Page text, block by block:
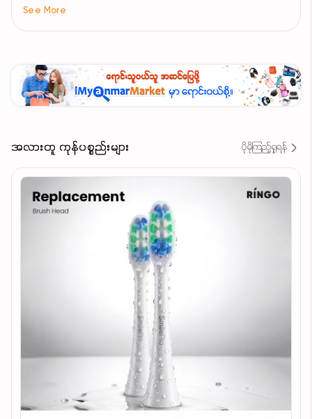
တင်ပေးသောကြောင့် အသားအရေကို တင်းရင်းစေပြီး ကျုံ့
အောက်စီးဒင့်နှင့် ရောင်ရမ်းမှုကို သက်သာစေသည့်
ဂုဏ်သတ္တိများ ပါဝင်ပါသည်။
အကျိုးကျေးဇူးများ
အသားအရေကို ချောမွေ့စေပြီး အရောင်မညီညာခြင်းနှင့်
အမည်းစက်များကို လျော့ပါးစေသည်
ကော်လာဂျင်ထုတ်လုပ်မှုကို မြှင့်တင်ပေးပြီး အသားအရေ
သဘာဝအတိုင်း အသားအရေကို ကြည်လင်ဖြူဝင်း
အင်တီအောက်စီးဒင့် ကြွယ်ဝစွာပါဝင်ပြီး အသားအရေ
See More
အလားတူ ကုန်ပစ္စည်းများ ပိုမိုကြည့်ရှုရန်